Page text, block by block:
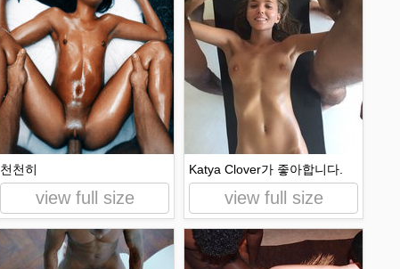
천천히
view full size
Katya Clover가 좋아합니다.
view full size